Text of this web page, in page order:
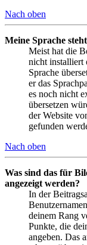
Nach oben
Meine Sprache
Meist hat die
nicht installiert
Sprache
er das
es noch nicht
übersetzen
der Website
gefunden
Nach oben
Was sind das für
angezeigt werden?
In der
deinem Rang
Punkte, die
angeben. Das